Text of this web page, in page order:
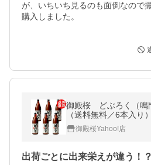
が、いちいち見るのも面倒なので
購入しました。
御殿桜 どぶろく（鳴
（送料無料／6本入り）
御殿桜Yahoo!店
出荷ごとに出来栄えが違う！？